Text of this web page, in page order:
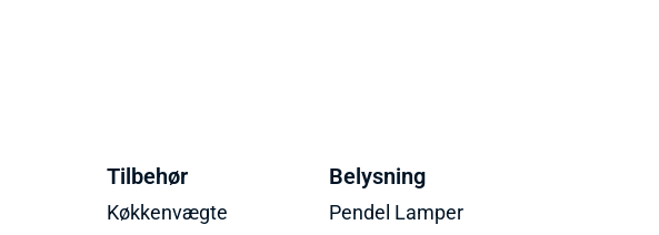
Tilbehør
Køkkenvægte
Belysning
Pendel Lamper